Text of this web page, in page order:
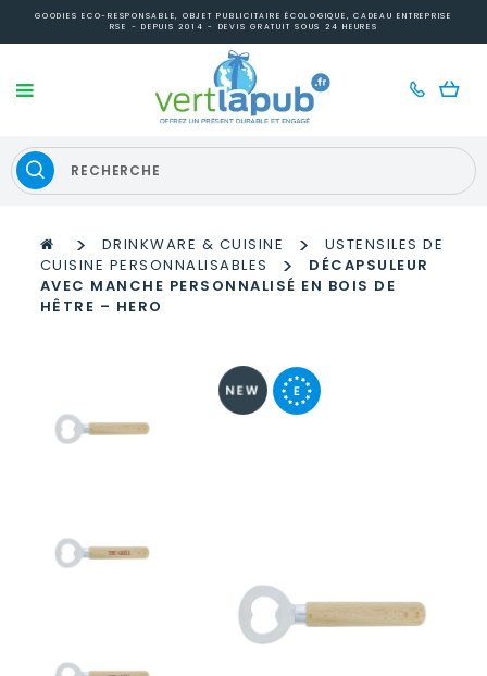
GOODIES ECO-RESPONSABLE, OBJET PUBLICITAIRE ÉCOLOGIQUE, CADEAU ENTREPRISE
RSE - DEPUIS 2014 - DEVIS GRATUIT SOUS 24 HEURES
> DRINKWARE & CUISINE >
USTENSILES DE
CUISINE PERSONNALISABLES
>
DÉCAPSULEUR
AVEC MANCHE PERSONNALISÉ EN BOIS DE
HÊTRE – HERO